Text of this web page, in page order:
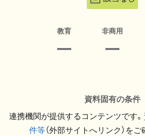
教育 非商用
資料固有の条件
連携機関が提供するコンテンツです。
件等（外部サイトへリンク）をご